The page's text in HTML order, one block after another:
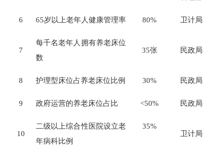
6 65岁以上老年人健康管理率 80% 卫计局
7
每千名老年人拥有养老床位
数
35张 民政局
8 护理型床位占养老床位比例 30% 民政局
9 政府运营的养老床位占比 <50% 民政局
10
二级以上综合性医院设立老
年病科比例
35%
卫计局